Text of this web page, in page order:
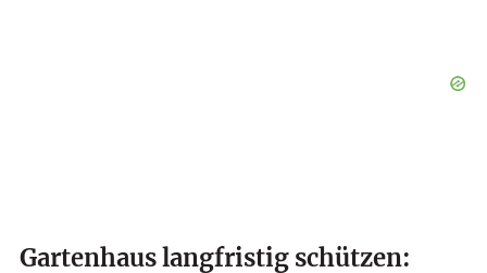
Gartenhaus langfristig schützen: